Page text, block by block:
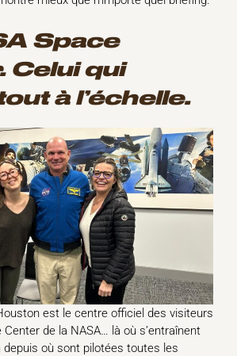
Space
Celui qui
à l’échelle.
est le centre officiel des visiteurs
de la NASA… là où s’entraînent
depuis où sont pilotées toutes les